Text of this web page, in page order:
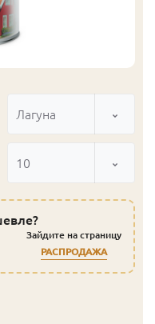
Лагуна
10
Зайдите на страницу
РАСПРОДАЖА